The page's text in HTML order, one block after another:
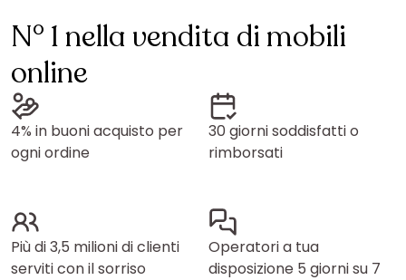
N° 1 nella vendita di mobili
online
4% in buoni acquisto per
ogni ordine
30 giorni soddisfatti o
rimborsati
Più di 3,5 milioni di clienti
serviti con il sorriso
Operatori a tua
disposizione 5 giorni su 7